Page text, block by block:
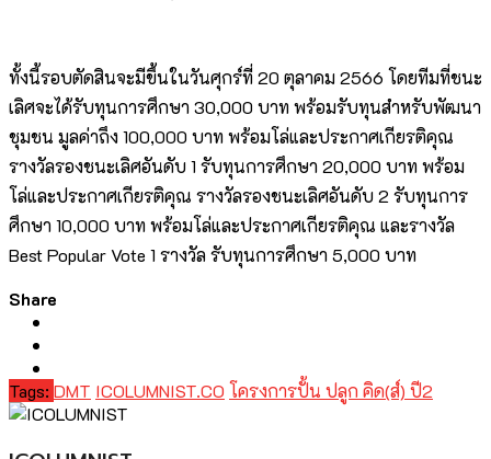
ทั้งนี้รอบตัดสินจะมีขึ้นในวันศุกร์ที่ 20 ตุลาคม 2566 โดยทีมที่ชนะ
เลิศจะได้รับทุนการศึกษา 30,000 บาท พร้อมรับทุนสำหรับพัฒนา
ชุมชน มูลค่าถึง 100,000 บาท พร้อมโล่และประกาศเกียรติคุณ
รางวัลรองชนะเลิศอันดับ 1 รับทุนการศึกษา 20,000 บาท พร้อม
โล่และประกาศเกียรติคุณ รางวัลรองชนะเลิศอันดับ 2 รับทุนการ
ศึกษา 10,000 บาท พร้อมโล่และประกาศเกียรติคุณ และรางวัล
Best Popular Vote 1 รางวัล รับทุนการศึกษา 5,000 บาท
Share
Tags: DMT ICOLUMNIST.CO โครงการปั้น ปลูก คิด(ส์) ปี2